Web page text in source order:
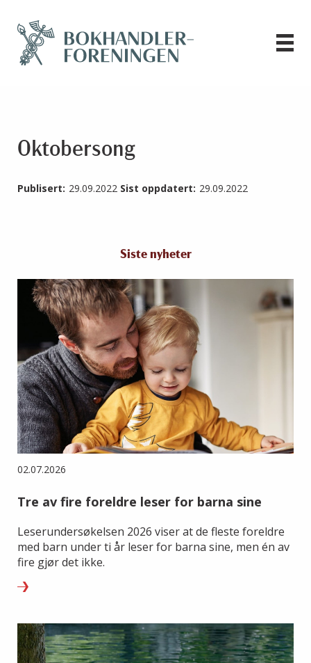
Oktobersong
Publisert: 29.09.2022 Sist oppdatert: 29.09.2022
Siste nyheter
02.07.2026
Tre av fire foreldre leser for barna sine
Leserundersøkelsen 2026 viser at de fleste foreldre
med barn under ti år leser for barna sine, men én av
fire gjør det ikke.